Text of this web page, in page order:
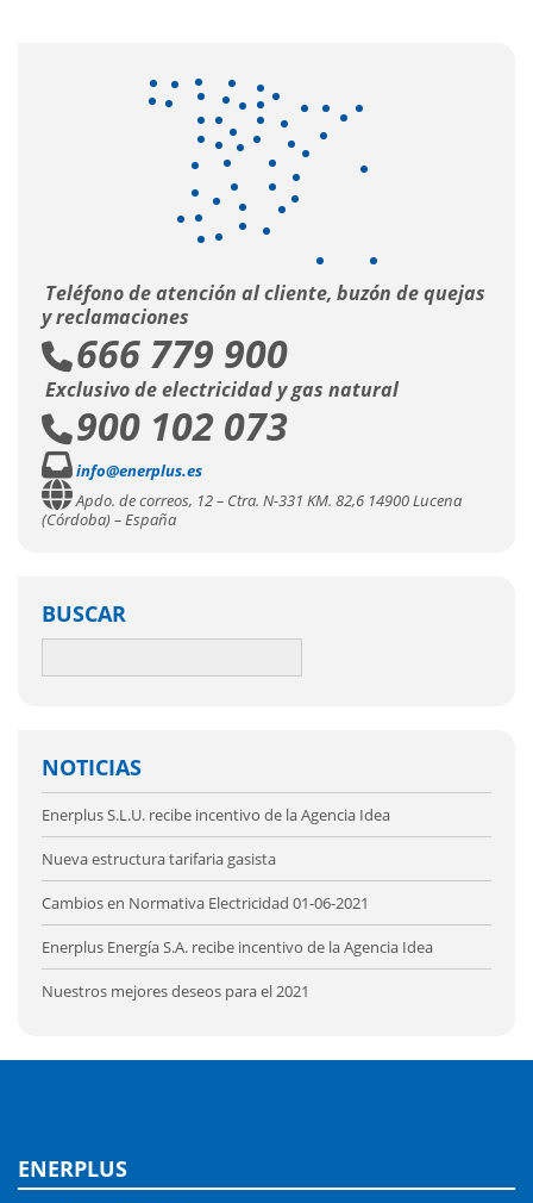
Teléfono de atención al cliente, buzón de quejas
y reclamaciones
666 779 900
Exclusivo de electricidad y gas natural
900 102 073
info@enerplus.es
Apdo. de correos, 12 – Ctra. N-331 KM. 82,6 14900 Lucena
(Córdoba) – España
BUSCAR
NOTICIAS
Enerplus S.L.U. recibe incentivo de la Agencia Idea
Nueva estructura tarifaria gasista
Cambios en Normativa Electricidad 01-06-2021
Enerplus Energía S.A. recibe incentivo de la Agencia Idea
Nuestros mejores deseos para el 2021
ENERPLUS